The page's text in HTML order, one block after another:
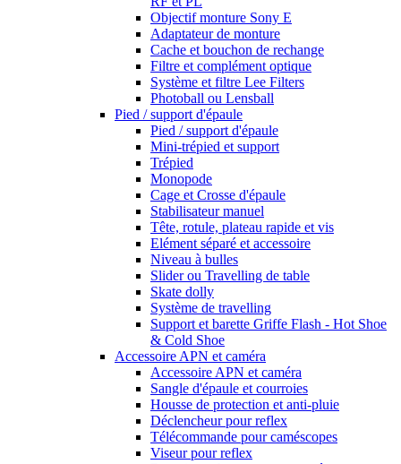
Objectif monture Sony E
Adaptateur de monture
Cache et bouchon de rechange
Filtre et complément optique
Système et filtre Lee Filters
Photoball ou Lensball
Pied / support d'épaule
Pied / support d'épaule
Mini-trépied et support
Trépied
Monopode
Cage et Crosse d'épaule
Stabilisateur manuel
Tête, rotule, plateau rapide et vis
Elément séparé et accessoire
Niveau à bulles
Slider ou Travelling de table
Skate dolly
Système de travelling
Support et barette Griffe Flash - Hot Shoe
& Cold Shoe
Accessoire APN et caméra
Accessoire APN et caméra
Sangle d'épaule et courroies
Housse de protection et anti-pluie
Déclencheur pour reflex
Télécommande pour caméscopes
Viseur pour reflex